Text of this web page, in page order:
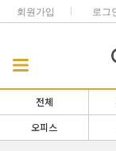
회원가입 로그
전체
오피스